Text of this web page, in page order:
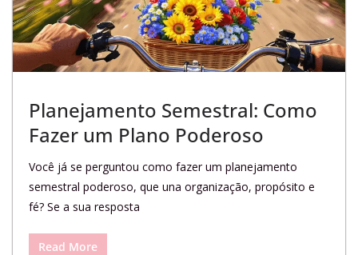
Planejamento Semestral: Como
Fazer um Plano Poderoso
Você já se perguntou como fazer um planejamento
semestral poderoso, que una organização, propósito e
fé? Se a sua resposta
Read More